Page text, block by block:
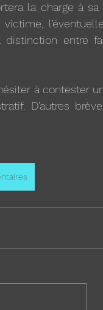
la charge à
distinction entre
à contester
D’autres